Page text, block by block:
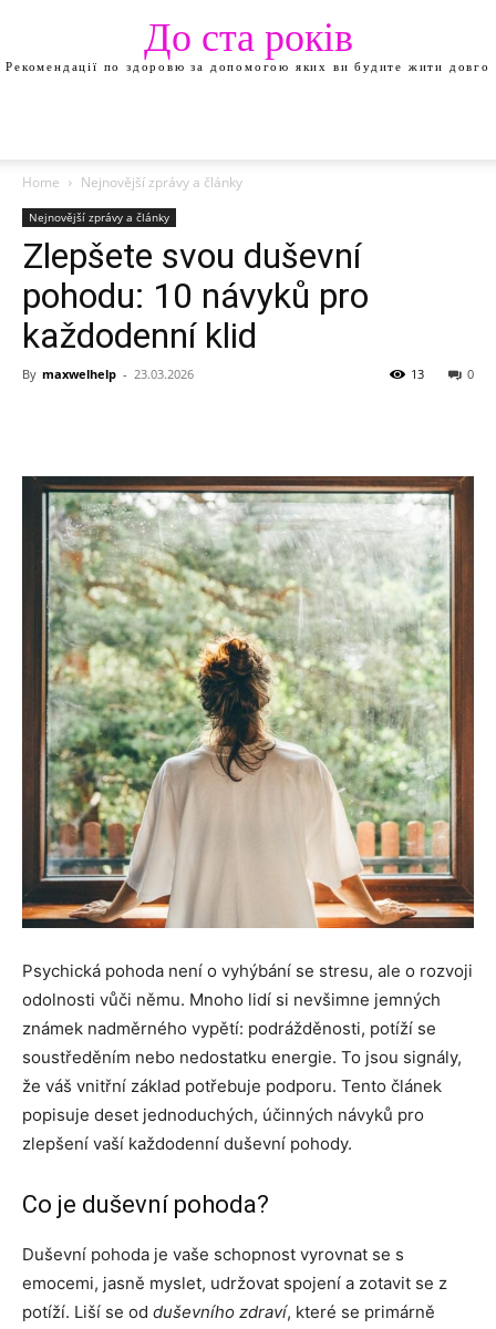
До ста років
Рекомендації по здоровю за допомогою яких ви будите жити довго
Home Nejnovější zprávy a články
Nejnovější zprávy a články
Zlepšete svou duševní
pohodu: 10 návyků pro
každodenní klid
By maxwelhelp - 23.03.2026 0
13
Psychická pohoda není o vyhýbání se stresu, ale o rozvoji
odolnosti vůči němu. Mnoho lidí si nevšimne jemných
známek nadměrného vypětí: podrážděnosti, potíží se
soustředěním nebo nedostatku energie. To jsou signály,
že váš vnitřní základ potřebuje podporu. Tento článek
popisuje deset jednoduchých, účinných návyků pro
zlepšení vaší každodenní duševní pohody.
Co je duševní pohoda?
Duševní pohoda je vaše schopnost vyrovnat se s
emocemi, jasně myslet, udržovat spojení a zotavit se z
potíží. Liší se od duševního zdraví, které se primárně